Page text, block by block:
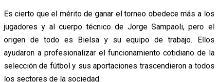
Es cierto que el mérito de ganar el torneo obedece más a los
jugadores y al cuerpo técnico de Jorge Sampaoli, pero el
origen de todo es Bielsa y su equipo de trabajo. Ellos
ayudaron a profesionalizar el funcionamiento cotidiano de la
selección de fútbol y sus aportaciones trascendieron a todos
los sectores de la sociedad.